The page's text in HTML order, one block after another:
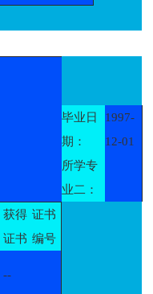
毕业日
期：
1997-
12-01
所学专
业二：
获得
证书
证书
编号
--